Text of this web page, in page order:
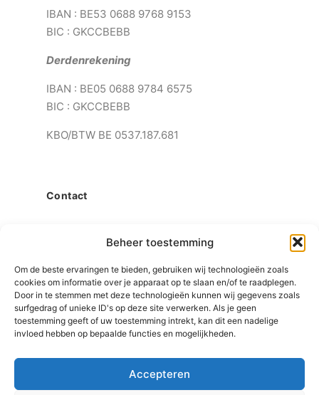
Beheer toestemming
Om de beste ervaringen te bieden, gebruiken wij technologieën zoals
cookies om informatie over je apparaat op te slaan en/of te raadplegen.
Door in te stemmen met deze technologieën kunnen wij gegevens zoals
surfgedrag of unieke ID's op deze site verwerken. Als je geen
toestemming geeft of uw toestemming intrekt, kan dit een nadelige
invloed hebben op bepaalde functies en mogelijkheden.
Accepteren
IBAN : BE53 0688 9768 9153
BIC : GKCCBEBB
Derdenrekening
IBAN : BE05 0688 9784 6575
BIC : GKCCBEBB
KBO/BTW BE 0537.187.681
Contact
Raadpleging is enkel mogelijk op afspraak.
U kunt telefonisch een afspraak maken via
het secretariaat op het volgende
nummer: 089/47.15.15
Daarnaast kunt u onze medewerkers ook per
mail bereiken. Hun contactgegevens vindt u
teampagina.